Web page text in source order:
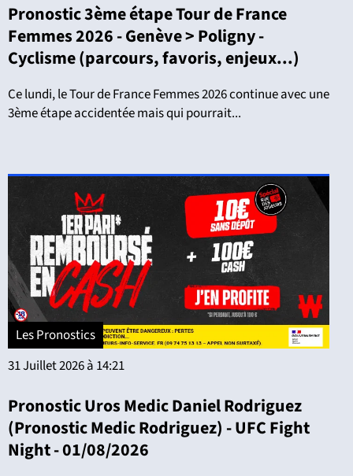
Pronostic 3ème étape Tour de France
Femmes 2026 - Genève > Poligny -
Cyclisme (parcours, favoris, enjeux...)
Ce lundi, le Tour de France Femmes 2026 continue avec une
3ème étape accidentée mais qui pourrait...
Les Pronostics
31 Juillet 2026 à 14:21
Pronostic Uros Medic Daniel Rodriguez
(Pronostic Medic Rodriguez) - UFC Fight
Night - 01/08/2026